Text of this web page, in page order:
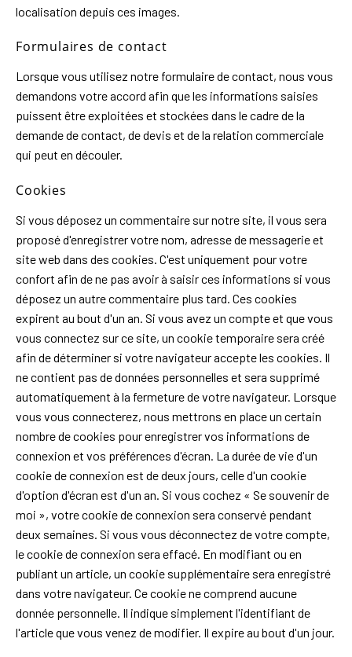
localisation depuis ces images.
Formulaires de contact
Lorsque vous utilisez notre formulaire de contact, nous vous
demandons votre accord afin que les informations saisies
puissent être exploitées et stockées dans le cadre de la
demande de contact, de devis et de la relation commerciale
qui peut en découler.
Cookies
Si vous déposez un commentaire sur notre site, il vous sera
proposé d'enregistrer votre nom, adresse de messagerie et
site web dans des cookies. C'est uniquement pour votre
confort afin de ne pas avoir à saisir ces informations si vous
déposez un autre commentaire plus tard. Ces cookies
expirent au bout d'un an. Si vous avez un compte et que vous
vous connectez sur ce site, un cookie temporaire sera créé
afin de déterminer si votre navigateur accepte les cookies. Il
ne contient pas de données personnelles et sera supprimé
automatiquement à la fermeture de votre navigateur. Lorsque
vous vous connecterez, nous mettrons en place un certain
nombre de cookies pour enregistrer vos informations de
connexion et vos préférences d'écran. La durée de vie d'un
cookie de connexion est de deux jours, celle d'un cookie
d'option d'écran est d'un an. Si vous cochez « Se souvenir de
moi », votre cookie de connexion sera conservé pendant
deux semaines. Si vous vous déconnectez de votre compte,
le cookie de connexion sera effacé. En modifiant ou en
publiant un article, un cookie supplémentaire sera enregistré
dans votre navigateur. Ce cookie ne comprend aucune
donnée personnelle. Il indique simplement l'identifiant de
l'article que vous venez de modifier. Il expire au bout d'un jour.